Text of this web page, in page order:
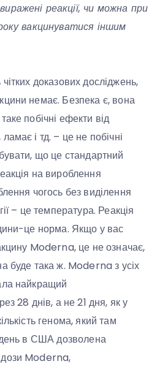
реакції, чи можна при
вакцинуватися іншим
доказових досліджень,
немає. Безпека є, вона
побічні ефекти від
і тд. – це не побічні
що це стандартний
на вироблення
чогось без виділення
– це температура. Реакція
це норма. Якщо у вас
Moderna, це не означає,
буде така ж. Moderna з усіх
найкращий
28 днів, а не 21 дня, як у
генома, який там
день в США дозволена
Moderna,